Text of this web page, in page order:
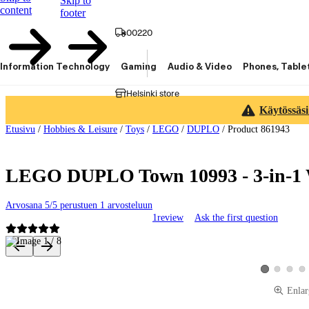
content
footer
00220
Helsinki store
Information Technology Gaming Audio & Video Phones,
Etusivu / Hobbies & Leisure / Toys / LEGO / DUPLO / Product 861943
LEGO DUPLO Town 10993 - 3-in-1
Arvosana 5/5 perustuen 1 arvosteluun
1review Ask the first question
Product images and videos
View product
View product
View